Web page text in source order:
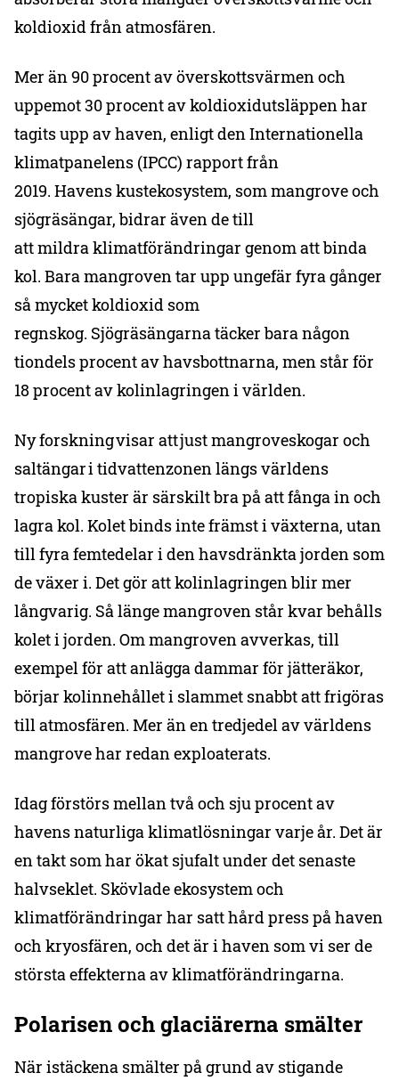
koldioxid från atmosfären.
Mer än 90 procent av överskottsvärmen och
uppemot 30 procent av koldioxidutsläppen har
tagits upp av haven, enligt den Internationella
klimatpanelens (IPCC) rapport från
2019. Havens kustekosystem, som mangrove och
sjögräsängar, bidrar även de till
att mildra klimatförändringar genom att binda
kol. Bara mangroven tar upp ungefär fyra gånger
så mycket koldioxid som
regnskog. Sjögräsängarna täcker bara någon
tiondels procent av havsbottnarna, men står för
18 procent av kolinlagringen i världen.
Ny forskning visar att just mangroveskogar och
saltängar i tidvattenzonen längs världens
tropiska kuster är särskilt bra på att fånga in och
lagra kol. Kolet binds inte främst i växterna, utan
till fyra femtedelar i den havsdränkta jorden som
de växer i. Det gör att kolinlagringen blir mer
långvarig. Så länge mangroven står kvar behålls
kolet i jorden. Om mangroven avverkas, till
exempel för att anlägga dammar för jätteräkor,
börjar kolinnehållet i slammet snabbt att frigöras
till atmosfären. Mer än en tredjedel av världens
mangrove har redan exploaterats.
Idag förstörs mellan två och sju procent av
havens naturliga klimatlösningar varje år. Det är
en takt som har ökat sjufalt under det senaste
halvseklet. Skövlade ekosystem och
klimatförändringar har satt hård press på haven
och kryosfären, och det är i haven som vi ser de
största effekterna av klimatförändringarna.
Polarisen och glaciärerna smälter
När istäckena smälter på grund av stigande